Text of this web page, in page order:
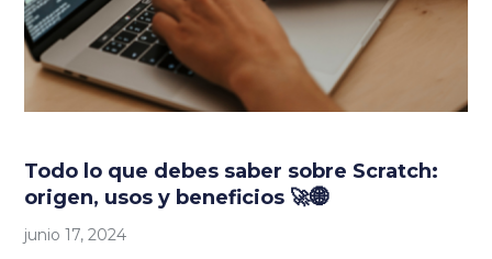
Todo lo que debes saber sobre Scratch:
origen, usos y beneficios 🚀🌐
junio 17, 2024